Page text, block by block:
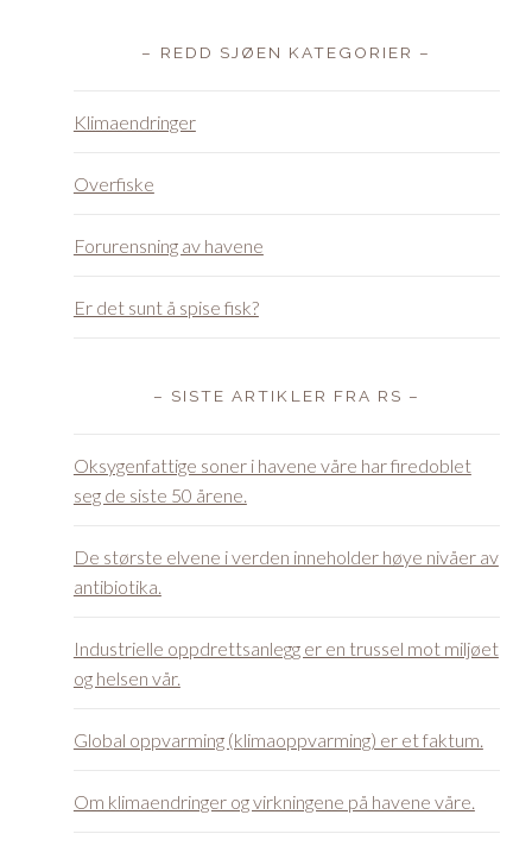
– REDD SJØEN KATEGORIER –
Klimaendringer
Overfiske
Forurensning av havene
Er det sunt å spise fisk?
– SISTE ARTIKLER FRA RS –
Oksygenfattige soner i havene våre har firedoblet
seg de siste 50 årene.
De største elvene i verden inneholder høye nivåer av
antibiotika.
Industrielle oppdrettsanlegg er en trussel mot miljøet
og helsen vår.
Global oppvarming (klimaoppvarming) er et faktum.
Om klimaendringer og virkningene på havene våre.